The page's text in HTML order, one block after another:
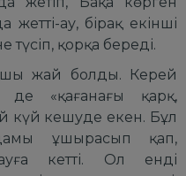
ау, бірақ екінші
түсіп, қорқа береді.
жай болды. Керей
де «қағанағы қарқ,
күй кешуде екен. Бұл
ұшырасып қап,
кетті. Ол енді